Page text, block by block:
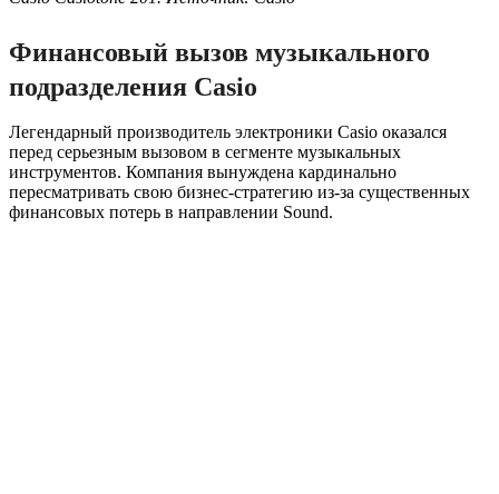
Финансовый вызов музыкального
подразделения Casio
Легендарный производитель электроники Casio оказался
перед серьезным вызовом в сегменте музыкальных
инструментов. Компания вынуждена кардинально
пересматривать свою бизнес-стратегию из-за существенных
финансовых потерь в направлении Sound.